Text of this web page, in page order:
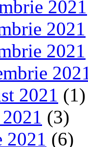
2021
2021
2021
2021
2021 (1)
(3)
2021 (6)